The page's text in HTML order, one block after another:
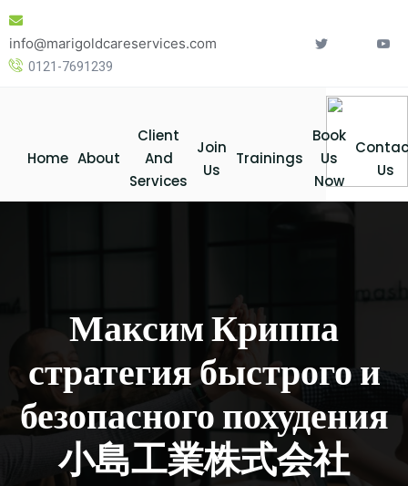
Skip
content
info@marigoldcareservices.com
0121-7691239
Home About
Client
And
Services
Join
Us
Trainings
Book
Us
Now
Us
Максим Криппа
стратегия быстрого и
безопасного похудения
小島工業株式会社